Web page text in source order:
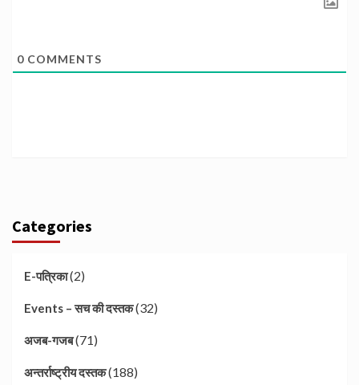
0 COMMENTS
Categories
E-पत्रिका(2)
Events – सच की दस्तक(32)
अजब-गजब(71)
अन्तर्राष्ट्रीय दस्तक(188)